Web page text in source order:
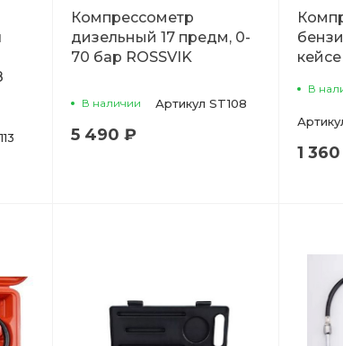
Компрессометр
дизельный 17 предм, 0-
70 бар ROSSVIK
В наличии Артикул ST108
5 490 ₽
В
1